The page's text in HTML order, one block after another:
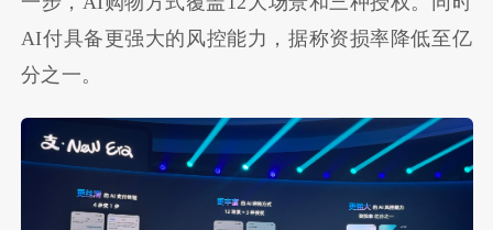
AI付具备更强大的风控能力，据称资损率降低至亿
分之一。